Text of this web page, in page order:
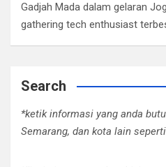
Gadjah Mada dalam gelaran
gathering tech enthusiast
Search
*ketik informasi yang anda
Semarang, dan kota lain